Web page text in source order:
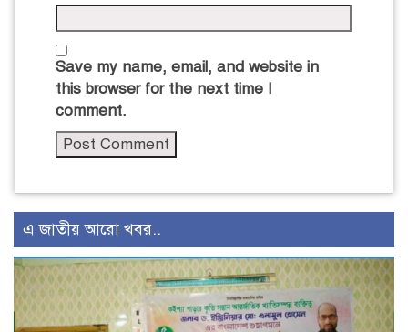
Save my name, email, and website in
this browser for the next time I
comment.
এ জাতীয় আরো খবর..